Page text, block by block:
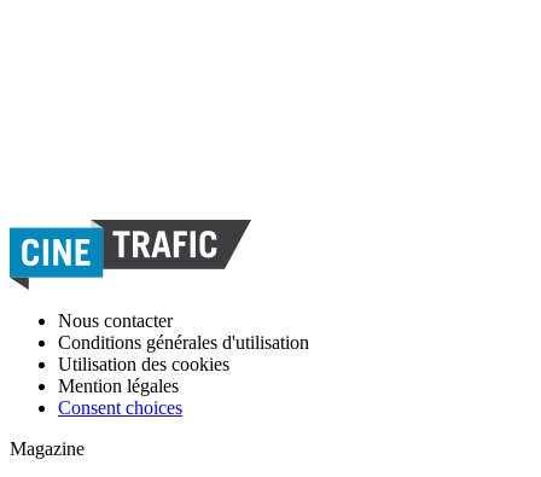
Nous contacter
Conditions générales d'utilisation
Utilisation des cookies
Mention légales
Consent choices
Magazine